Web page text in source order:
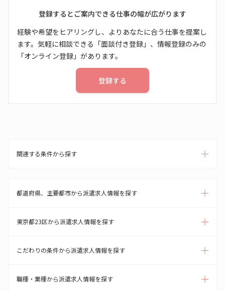
登録するとご案内できる仕事の幅が広がります
経験や希望をヒアリングし、よりあなたに合う仕事を提案し
ます。気軽に相談できる「面談付き登録」、情報登録のみの
「オンライン登録」があります。
登録する
関連する条件から探す
都道府県、主要都市から派遣求人情報を探す
東京都23区から派遣求人情報を探す
こだわりの条件から派遣求人情報を探す
職種・業種から派遣求人情報を探す